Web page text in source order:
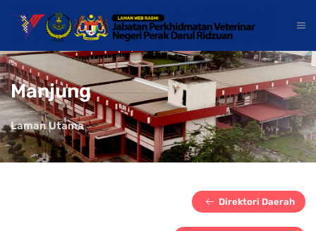
Manjung
Laman Utama
Direktori Daerah